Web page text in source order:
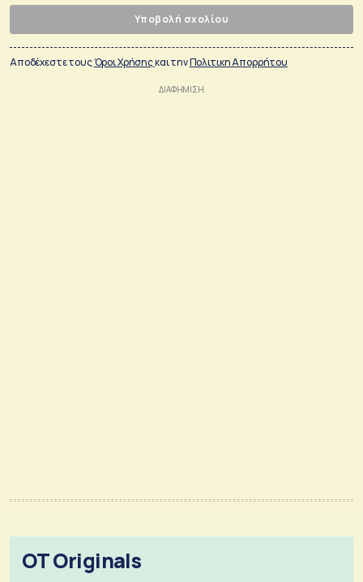
Υποβολή σχολίου
Αποδέχεστε τουςΌροι Χρήσηςκαι τηνΠολιτικη Απορρήτου
OT Originals